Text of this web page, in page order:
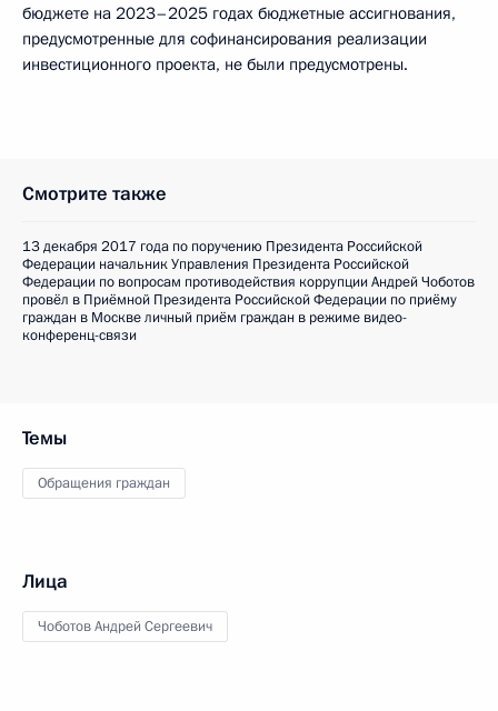
бюджете на 2023–2025 годах бюджетные ассигнования,
предусмотренные для софинансирования реализации
инвестиционного проекта, не были предусмотрены.
Смотрите также
13 декабря 2017 года по поручению Президента Российской
Федерации начальник Управления Президента Российской
Федерации по вопросам противодействия коррупции Андрей Чоботов
провёл в Приёмной Президента Российской Федерации по приёму
граждан в Москве личный приём граждан в режиме видео-
конференц-связи
Темы
Обращения граждан
Лица
Чоботов Андрей Сергеевич